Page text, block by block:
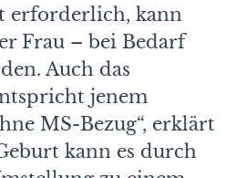
erforderlich, kann
Frau – bei Bedarf
Auch das
jenem
MS-Bezug“, erklärt
kann es durch